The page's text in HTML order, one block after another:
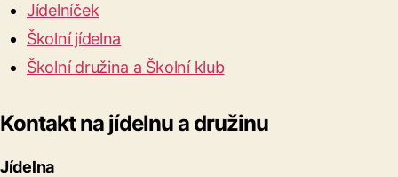
Jídelníček
Školní jídelna
Školní družina a Školní klub
Kontakt na jídelnu a družinu
Jídelna